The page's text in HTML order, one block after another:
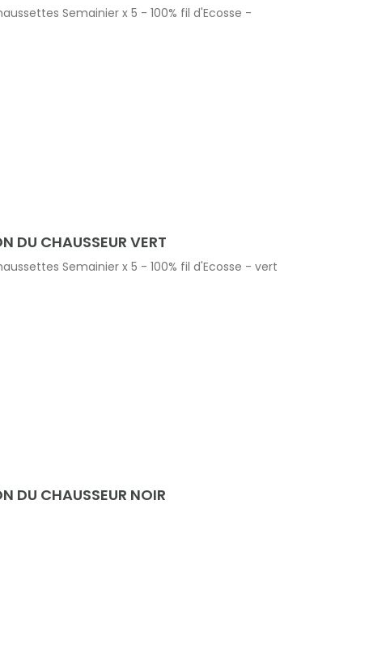
Semainier x 5 - 100% fil d'Ecosse -
DU CHAUSSEUR VERT
Semainier x 5 - 100% fil d'Ecosse - vert
DU CHAUSSEUR NOIR